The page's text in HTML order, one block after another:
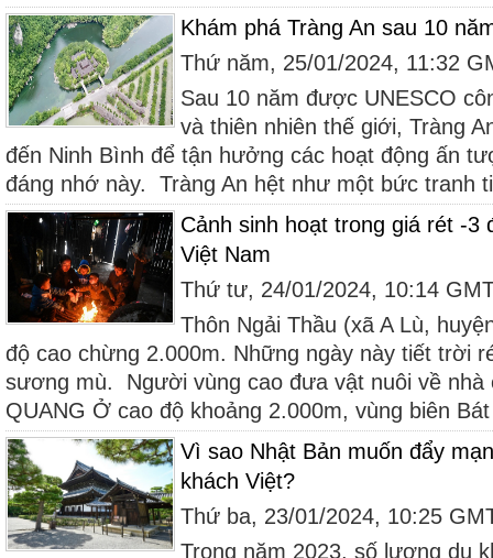
Khám phá Tràng An sau 10
Thứ năm, 25/01/2024, 11:32
Sau 10 năm được UNESCO
và thiên nhiên thế giới, Tràng
đến Ninh Bình để tận hưởng các hoạt động ấn
đáng nhớ này. Tràng An hệt như một bức tranh
Cảnh sinh hoạt trong giá rét -3
Việt Nam
Thứ tư, 24/01/2024, 10:14
Thôn Ngải Thầu (xã A Lù,
độ cao chừng 2.000m. Những ngày này tiết trời
sương mù. Người vùng cao đưa vật nuôi về nhà
QUANG Ở cao độ khoảng 2.000m, vùng biên
Vì sao Nhật Bản muốn đẩy
khách Việt?
Thứ ba, 23/01/2024, 10:25
Trong năm 2023, số lượng du